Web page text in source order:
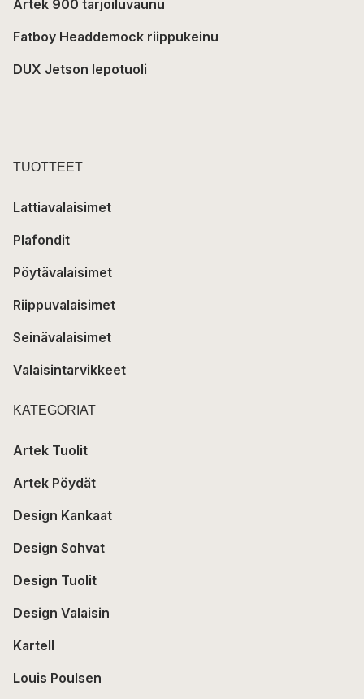
Artek 900 tarjoiluvaunu
Fatboy Headdemock riippukeinu
DUX Jetson lepotuoli
TUOTTEET
Lattiavalaisimet
Plafondit
Pöytävalaisimet
Riippuvalaisimet
Seinävalaisimet
Valaisintarvikkeet
KATEGORIAT
Artek Tuolit
Artek Pöydät
Design Kankaat
Design Sohvat
Design Tuolit
Design Valaisin
Kartell
Louis Poulsen